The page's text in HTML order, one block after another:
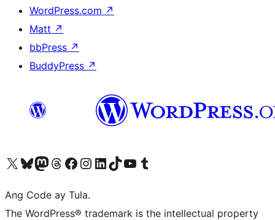
WordPress.com ↗
Matt ↗
bbPress ↗
BuddyPress ↗
Visit our X (formerly Twitter) account
Bisitahin ang aming Bluesky account
Visit our Mastodon account
Bisitahin ang aming Threads account
Visit our Facebook page
Visit our Instagram account
Visit our LinkedIn account
Bisitahin ang aming TikTok account
Visit our YouTube channel
Bisitahin ang aming Tumblr account
Ang Code ay Tula.
The WordPress® trademark is the intellectual property